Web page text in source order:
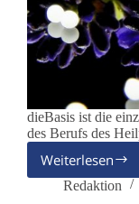
dieBasis ist die
des Berufs des
Weiterlesen
dieBasis
setzt
Redaktion